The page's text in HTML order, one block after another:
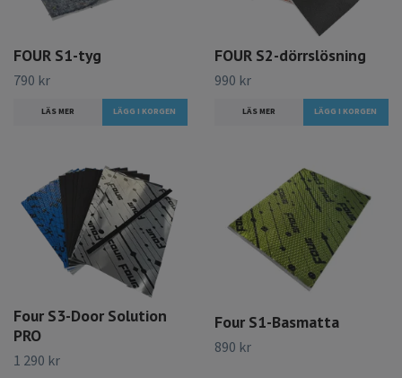
FOUR S1-tyg
790 kr
LÄS MER
FOUR S2-dörrslösning
990 kr
LÄS MER
Four S3-Door Solution
PRO
1 290 kr
Four S1-Basmatta
890 kr